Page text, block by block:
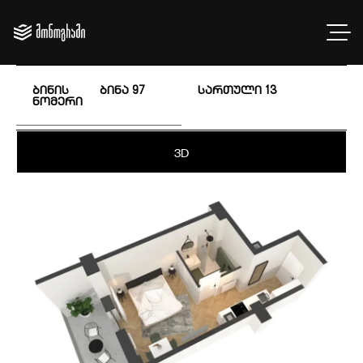
ბინის
ნომერი
ბინა 97 სართული 13
3D